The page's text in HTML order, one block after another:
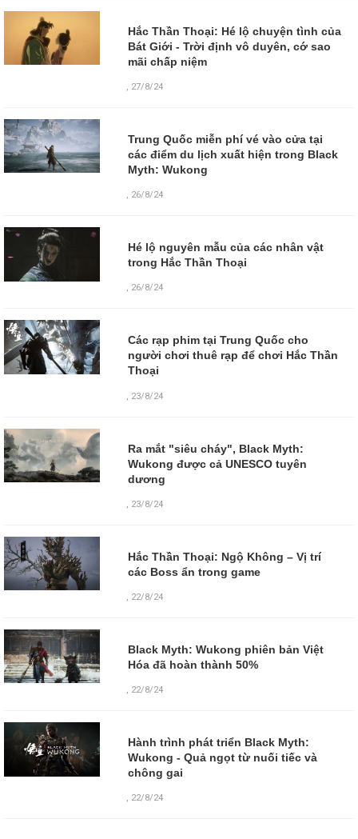
Hắc Thần Thoại: Hé lộ chuyện tình của
Bát Giới - Trời định vô duyên, cớ sao
mãi chấp niệm
, 27/8/24
Trung Quốc miễn phí vé vào cửa tại
các điểm du lịch xuất hiện trong Black
Myth: Wukong
, 26/8/24
Hé lộ nguyên mẫu của các nhân vật
trong Hắc Thần Thoại
, 26/8/24
Các rạp phim tại Trung Quốc cho
người chơi thuê rạp để chơi Hắc Thần
Thoại
23/8/24
Ra mắt "siêu cháy", Black Myth:
Wukong được cả UNESCO tuyên
dương
, 23/8/24
Hắc Thần Thoại: Ngộ Không – Vị trí
các Boss ẩn trong game
, 22/8/24
Black Myth: Wukong phiên bản Việt
Hóa đã hoàn thành 50%
, 22/8/24
Hành trình phát triển Black Myth:
Wukong - Quả ngọt từ nuối tiếc và
chông gai
, 22/8/24